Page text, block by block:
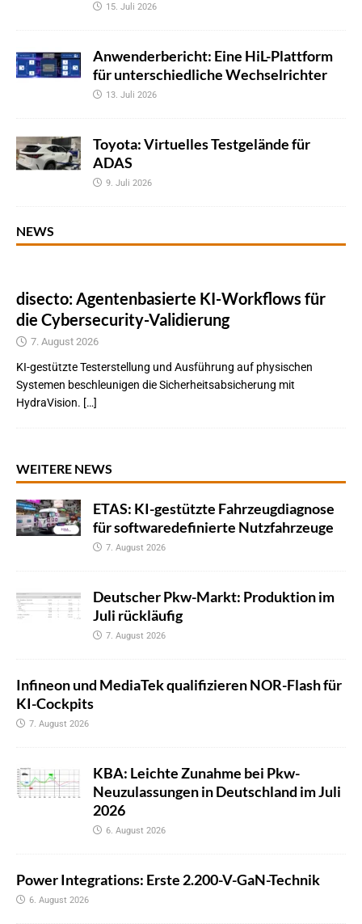
15. Juli 2026
Anwenderbericht: Eine HiL-Plattform
für unterschiedliche Wechselrichter
13. Juli 2026
Toyota: Virtuelles Testgelände für
ADAS
9. Juli 2026
NEWS
disecto: Agentenbasierte KI-Workflows für
die Cybersecurity-Validierung
7. August 2026
KI-gestützte Testerstellung und Ausführung auf physischen
Systemen beschleunigen die Sicherheitsabsicherung mit
HydraVision. […]
WEITERE NEWS
ETAS: KI-gestützte Fahrzeugdiagnose
für softwaredefinierte Nutzfahrzeuge
7. August 2026
Deutscher Pkw-Markt: Produktion im
Juli rückläufig
7. August 2026
Infineon und MediaTek qualifizieren NOR-Flash für
KI-Cockpits
7. August 2026
KBA: Leichte Zunahme bei Pkw-
Neuzulassungen in Deutschland im Juli
2026
6. August 2026
Power Integrations: Erste 2.200-V-GaN-Technik
6. August 2026